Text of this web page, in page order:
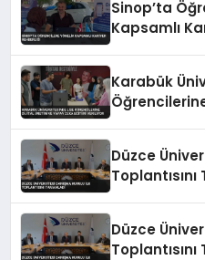
Sinop’ta
Kapsamlı
Karabük
Düzce
Düzce